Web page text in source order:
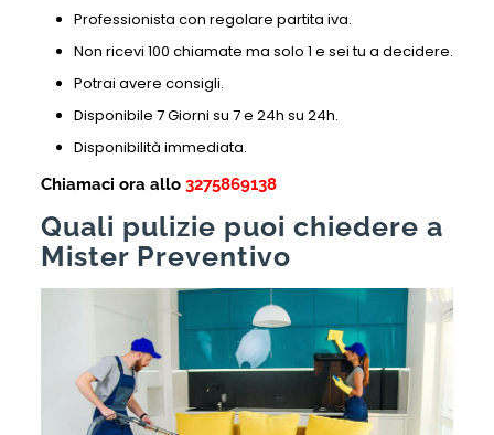
Professionista con regolare partita iva.
Non ricevi 100 chiamate ma solo 1 e sei tu a decidere.
Potrai avere consigli.
Disponibile 7 Giorni su 7 e 24h su 24h.
Disponibilità immediata.
Chiamaci ora allo 3275869138
Quali pulizie puoi chiedere a
Mister Preventivo